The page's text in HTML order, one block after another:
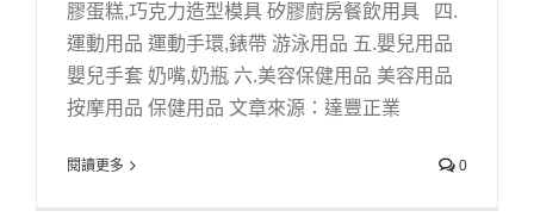
膠蛋糕,巧克力造型模具 矽膠廚房餐飲用具 四.
運動用品 運動手環,錶帶 游泳用品 五.嬰兒用品
嬰兒手套 奶嘴,奶瓶 六.美容保健用品 美容用品
按摩用品 保健用品 文章來源：達豐正業
閱讀更多 0